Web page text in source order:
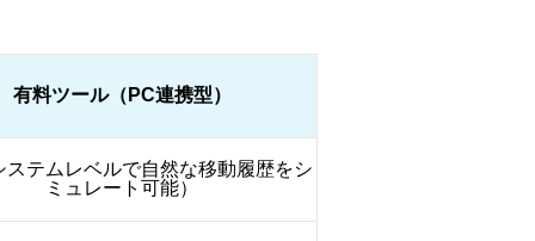
有料ツール（PC連携型）
ステムレベルで自然な移動履歴をシ
ミュレート可能）